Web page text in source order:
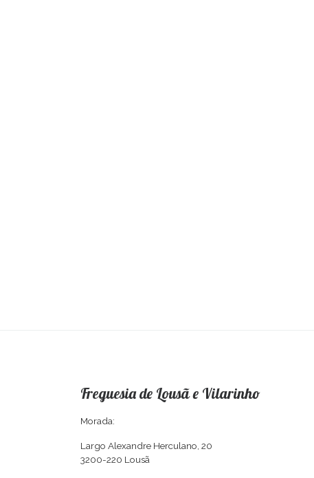
Freguesia de Lousã e Vilarinho
Morada:
Largo Alexandre Herculano, 20
3200-220 Lousã